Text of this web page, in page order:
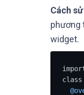
Cách
phương
widget.
class